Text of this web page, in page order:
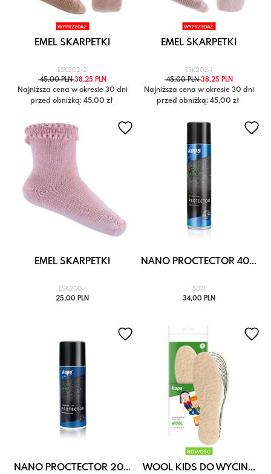
WYPRZEDAŻ
EMEL SKARPETKI
ESK202-2
45,00 PLN38,25 PLN
Najniższa cena w okresie 30 dni
przed obniżką: 45,00 zł
WYPRZEDAŻ
EMEL SKARPETKI
ESK202-1
45,00 PLN38,25 PLN
Najniższa cena w okresie 30 dni
przed obniżką: 45,00 zł
EMEL SKARPETKI
ESK200-1
25,00 PLN
NANO PROCTECTOR 40...
5071
34,00 PLN
NANO PROCTECTOR 20...
NOWOŚĆ
WOOL KIDS DO WYCIN...